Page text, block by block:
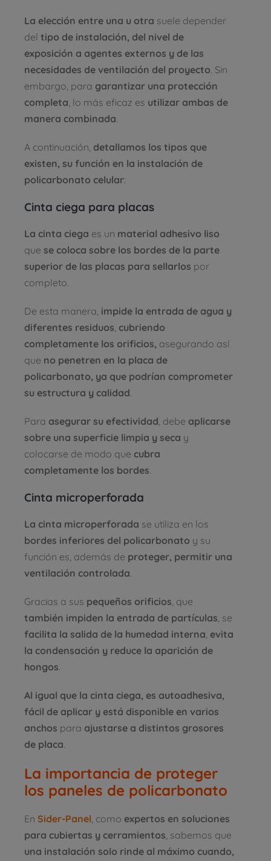
La elección entre una u otra suele depender
del tipo de instalación, del nivel de
exposición a agentes externos y de las
necesidades de ventilación del proyecto. Sin
embargo, para garantizar una protección
completa, lo más eficaz es utilizar ambas de
manera combinada.
A continuación, detallamos los tipos que
existen, su función en la instalación de
policarbonato celular:
Cinta ciega para placas
La cinta ciega es un material adhesivo liso
que se coloca sobre los bordes de la parte
superior de las placas para sellarlos por
completo.
De esta manera, impide la entrada de agua y
diferentes residuos, cubriendo
completamente los orificios, asegurando así
que no penetren en la placa de
policarbonato, ya que podrían comprometer
su estructura y calidad.
Para asegurar su efectividad, debe aplicarse
sobre una superficie limpia y seca y
colocarse de modo que cubra
completamente los bordes.
Cinta microperforada
La cinta microperforada se utiliza en los
bordes inferiores del policarbonato y su
función es, además de proteger, permitir una
ventilación controlada.
Gracias a sus pequeños orificios, que
también impiden la entrada de partículas, se
facilita la salida de la humedad interna, evita
la condensación y reduce la aparición de
hongos.
Al igual que la cinta ciega, es autoadhesiva,
fácil de aplicar y está disponible en varios
anchos para ajustarse a distintos grosores
de placa.
La importancia de proteger
los paneles de policarbonato
En Sider-Panel, como expertos en soluciones
para cubiertas y cerramientos, sabemos que
una instalación solo rinde al máximo cuando,